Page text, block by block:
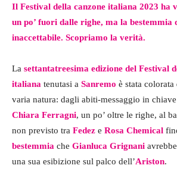
Il Festival della canzone italiana 2023 ha
un po’ fuori dalle righe, ma la bestemmia
inaccettabile. Scopriamo la verità.
La settantatreesima edizione del Festival
italiana tenutasi a Sanremo è stata
varia natura: dagli abiti-messaggio in
Chiara Ferragni, un po’ oltre le righe, al
non previsto tra Fedez e Rosa Chemical
bestemmia che Gianluca Grignani
una sua esibizione sul palco dell’Ariston.